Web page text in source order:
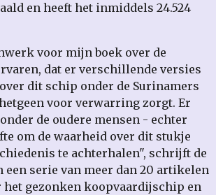
en heeft het inmiddels 24.524
voor mijn boek over de
dat er verschillende versies
dit schip onder de Surinamers
voor verwarring zorgt. Er
de oudere mensen - echter
om de waarheid over dit stukje
te achterhalen", schrijft de
serie van meer dan 20 artikelen
het gezonken koopvaardijschip en